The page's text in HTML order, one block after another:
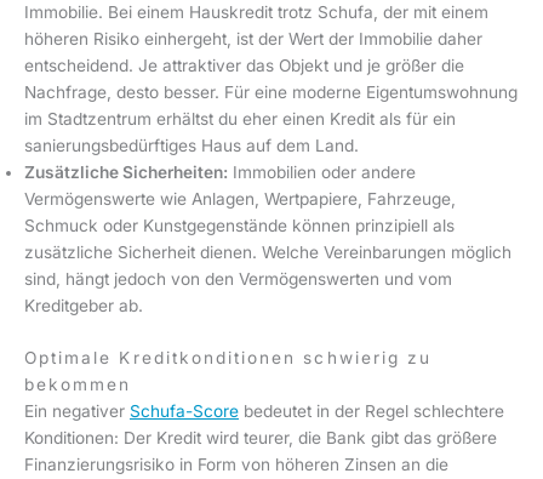
Immobilie. Bei einem Hauskredit trotz Schufa, der mit einem
höheren Risiko einhergeht, ist der Wert der Immobilie daher
entscheidend. Je attraktiver das Objekt und je größer die
Nachfrage, desto besser. Für eine moderne Eigentumswohnung
im Stadtzentrum erhältst du eher einen Kredit als für ein
sanierungsbedürftiges Haus auf dem Land.
Zusätzliche Sicherheiten: Immobilien oder andere
Vermögenswerte wie Anlagen, Wertpapiere, Fahrzeuge,
Schmuck oder Kunstgegenstände können prinzipiell als
zusätzliche Sicherheit dienen. Welche Vereinbarungen möglich
sind, hängt jedoch von den Vermögenswerten und vom
Kreditgeber ab.
Optimale Kreditkonditionen schwierig zu
bekommen
Ein negativer Schufa-Score bedeutet in der Regel schlechtere
Konditionen: Der Kredit wird teurer, die Bank gibt das größere
Finanzierungsrisiko in Form von höheren Zinsen an die